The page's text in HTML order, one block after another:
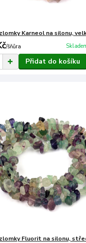
Karneol na silonu,
/šňůra
Přidat do košíku
Fluorit na silonu,